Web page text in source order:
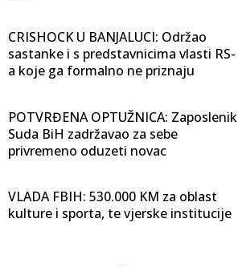
CRISHOCK U BANJALUCI: Održao
sastanke i s predstavnicima vlasti RS-
a koje ga formalno ne priznaju
POTVRĐENA OPTUŽNICA: Zaposlenik
Suda BiH zadržavao za sebe
privremeno oduzeti novac
VLADA FBIH: 530.000 KM za oblast
kulture i sporta, te vjerske institucije